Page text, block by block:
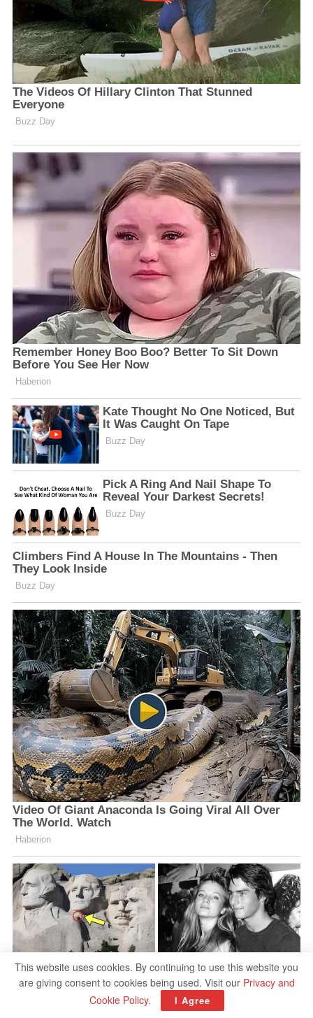
This website uses cookies. By continuing to use this website you
are giving consent to cookies being used. Visit our Privacy and
Cookie Policy. I Agree